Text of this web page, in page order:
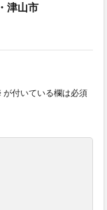
津山市
が付いている欄は必須